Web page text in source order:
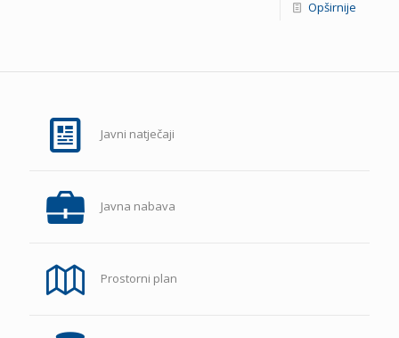
Opširnije
Javni natječaji
Javna nabava
Prostorni plan